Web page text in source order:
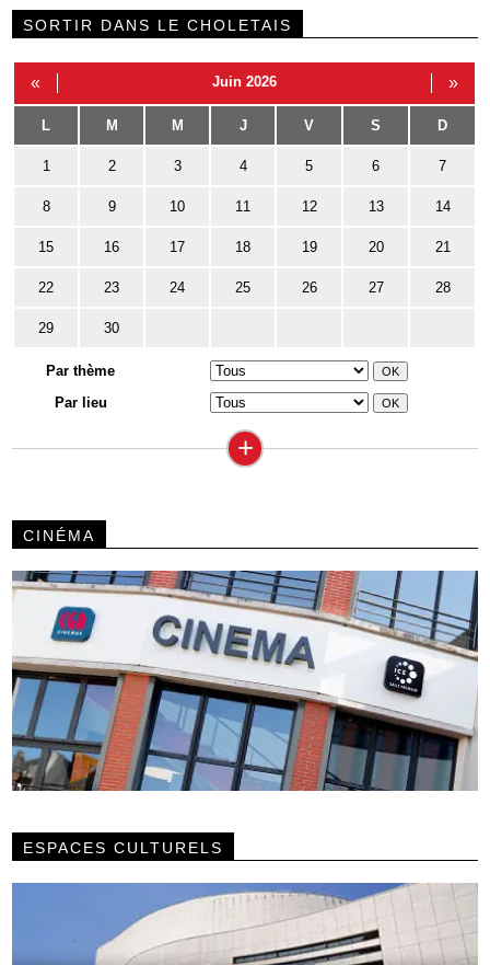
SORTIR DANS LE CHOLETAIS
« Juin 2026 »
L M M J V S D
1 2 3 4 5 6 7
8 9 10 11 12 13 14
15 16 17 18 19 20 21
22 23 24 25 26 27 28
29 30
Par thème
Par lieu
+
CINÉMA
ESPACES CULTURELS